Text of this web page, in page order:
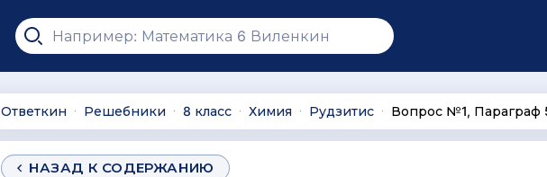
Ответкин ∙ Решебники ∙ 8 класс ∙ Химия ∙ Рудзитис ∙ Вопрос №1, Параграф
НАЗАД К СОДЕРЖАНИЮ